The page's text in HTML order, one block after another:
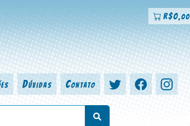
R$0,00
Dúvidas Contato
arte-finalista, colorista